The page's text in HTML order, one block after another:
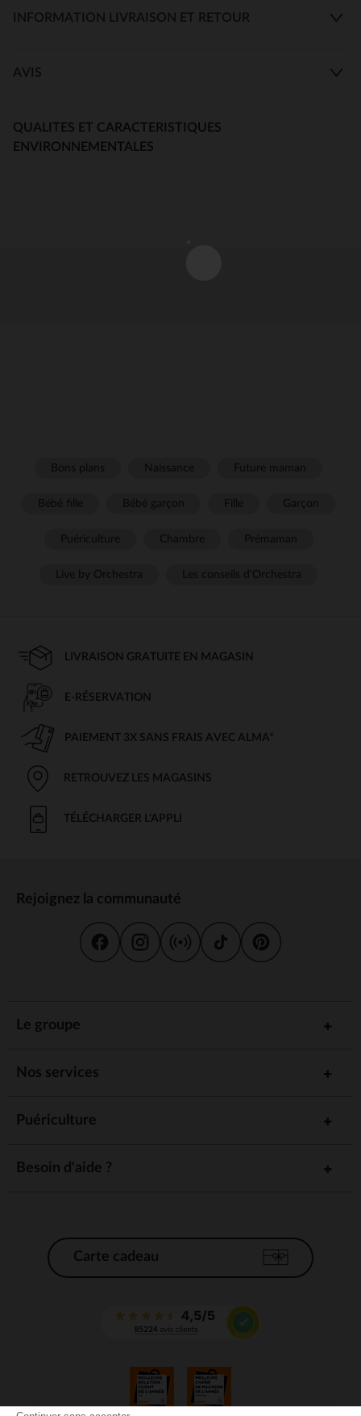
INFORMATION LIVRAISON ET RETOUR
AVIS
QUALITES ET CARACTERISTIQUES
ENVIRONNEMENTALES
LIVRAISON GRATUITE EN MAGASIN
E-RÉSERVATION
PAIEMENT 3X SANS FRAIS AVEC ALMA*
RETROUVEZ LES MAGASINS
TÉLÉCHARGER L'APPLI
Rejoignez la communauté
Le groupe
Nos services
Puériculture
Besoin d'aide ?
Carte cadeau